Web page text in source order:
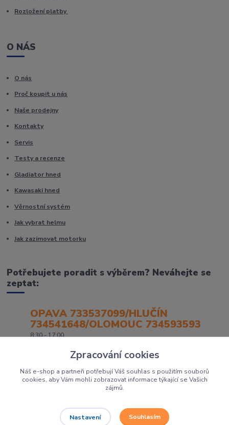
Rozložení platby
O NÁS
O nás
Proč koupit u nás
Naše prodejny
Kontakty
Servis
Testy a recenze
Gladiator hned
Kawasaki hned
Věrnostní systém
Jak vybrat helmu
Jak zazimovat motorku
Potřebujete poradit s výběrem? Neváhejte se
zeptat:
OPAVA 733537099/HLUČÍN
734541648/OLOMOUC 734593593
8:30 - 17:00
Zpracování cookies
Náš e-shop a partneři potřebují Váš souhlas s použitím souborů
cookies, aby Vám mohli zobrazovat informace týkající se Vašich
zájmů.
Nastavení Souhlasím